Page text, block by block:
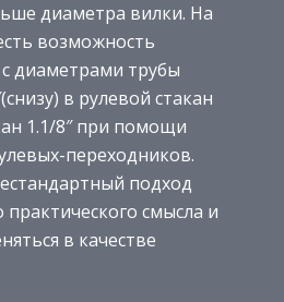
диаметра вилки. На
возможность
диаметрами трубы
в рулевой стакан
1.1/8″ при помощи
переходников.
подход
практического смысла и
в качестве